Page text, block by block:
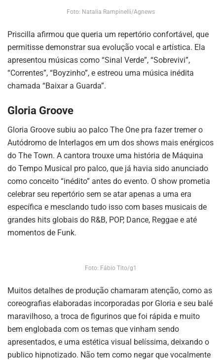
Foto: Natalia Rampinelli/Agnews
Priscilla afirmou que queria um repertório confortável, que
permitisse demonstrar sua evolução vocal e artística. Ela
apresentou músicas como “Sinal Verde”, “Sobrevivi”,
“Correntes”, “Boyzinho”, e estreou uma música inédita
chamada “Baixar a Guarda”.
Gloria Groove
Gloria Groove subiu ao palco The One pra fazer tremer o
Autódromo de Interlagos em um dos shows mais enérgicos
do The Town. A cantora trouxe uma história de Máquina
do Tempo Musical pro palco, que já havia sido anunciado
como conceito “inédito” antes do evento. O show prometia
celebrar seu repertório sem se atar apenas a uma era
específica e mesclando tudo isso com bases musicais de
grandes hits globais do R&B, POP, Dance, Reggae e até
momentos de Funk.
Foto: Fábio Tito/g1
Muitos detalhes de produção chamaram atenção, como as
coreografias elaboradas incorporadas por Gloria e seu balé
maravilhoso, a troca de figurinos que foi rápida e muito
bem englobada com os temas que vinham sendo
apresentados, e uma estética visual belíssima, deixando o
publico hipnotizado. Não tem como negar que vocalmente